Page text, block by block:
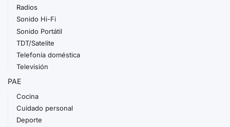
Radios
Sonido Hi-Fi
Sonido Portátil
TDT/Satelite
Telefonía doméstica
Televisión
PAE
Cocina
Cuidado personal
Deporte